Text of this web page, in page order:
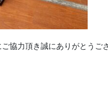
協力頂き誠にありがとうご